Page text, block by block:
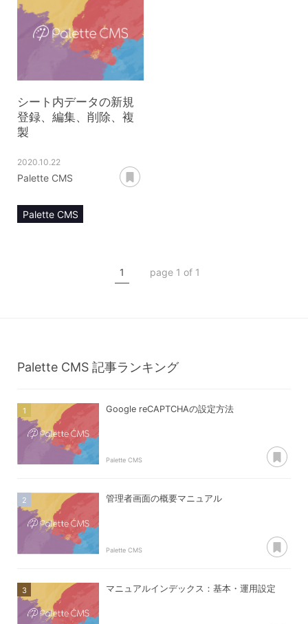
シート内データの新規
登録、編集、削除、複
製
2020.10.22
Palette CMS
Palette CMS
データ削除
1 page 1 of 1
Palette CMS 記事ランキング
Google reCAPTCHAの設定方法
Palette CMS
管理者画面の概要マニュアル
Palette CMS
マニュアルインデックス：基本・運用設定